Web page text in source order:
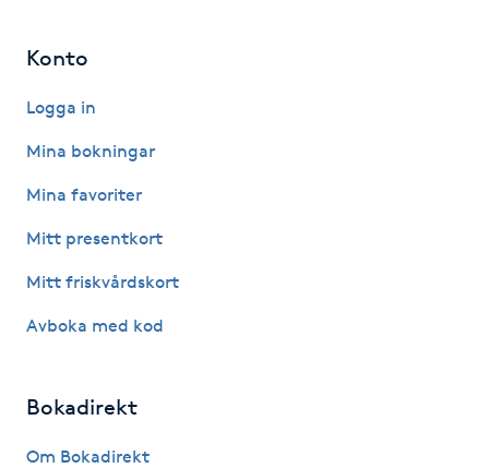
Hyaluronsyra
Hyperhidros
Hårborttagning
Hårförlängning
Konto
Logga in
Mina bokningar
Mina favoriter
Mitt presentkort
Mitt friskvårdskort
Avboka med kod
Bokadirekt
Om Bokadirekt